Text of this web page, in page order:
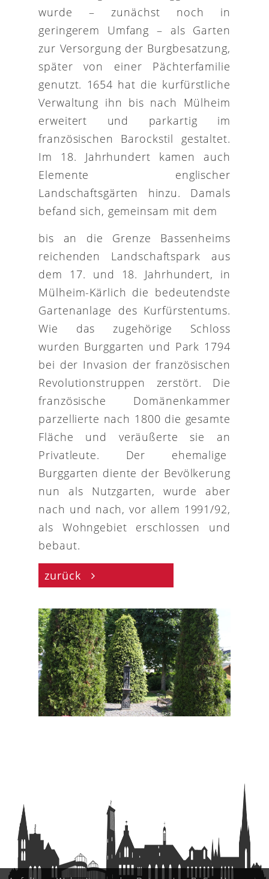
wurde – zunächst noch in
geringerem Umfang – als Garten
zur Versorgung der Burgbesatzung,
später von einer Pächterfamilie
genutzt. 1654 hat die kurfürstliche
Verwaltung ihn bis nach Mülheim
erweitert und parkartig im
französischen Barockstil gestaltet.
Im 18. Jahrhundert kamen auch
Elemente englischer
Landschaftsgärten hinzu. Damals
befand sich, gemeinsam mit dem
bis an die Grenze Bassenheims
reichenden Landschaftspark aus
dem 17. und 18. Jahrhundert, in
Mülheim-Kärlich die bedeutendste
Gartenanlage des Kurfürstentums.
Wie das zugehörige Schloss
wurden Burggarten und Park 1794
bei der Invasion der französischen
Revolutionstruppen zerstört. Die
französische Domänenkammer
parzellierte nach 1800 die gesamte
Fläche und veräußerte sie an
Privatleute. Der ehemalige
Burggarten diente der Bevölkerung
nun als Nutzgarten, wurde aber
nach und nach, vor allem 1991/92,
als Wohngebiet erschlossen und
bebaut.
zurück